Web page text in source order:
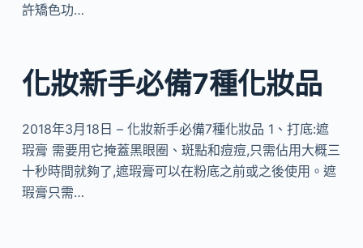
許矯色功…
化妝新手必備7種化妝品
2018年3月18日 – 化妝新手必備7種化妝品 1、打底:遮
瑕膏 需要用它掩蓋黑眼圈、斑點和痘痘,只需佔用大概三
十秒時間就夠了,遮瑕膏可以在粉底之前或之後使用。遮
瑕膏只需…